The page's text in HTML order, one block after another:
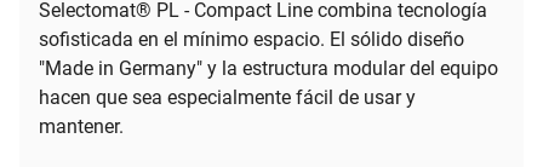
Selectomat® PL - Compact Line combina tecnología
sofisticada en el mínimo espacio. El sólido diseño
"Made in Germany" y la estructura modular del equipo
hacen que sea especialmente fácil de usar y
mantener.